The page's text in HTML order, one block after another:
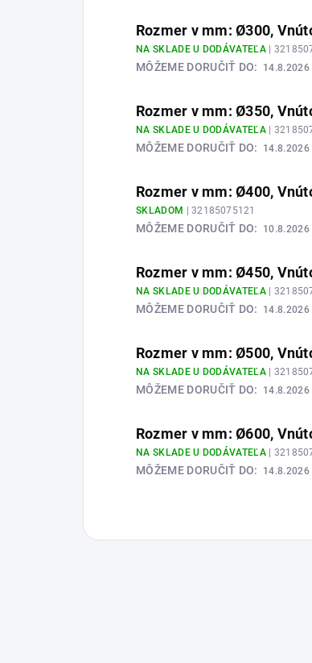
Rozmer v mm: Ø300,
NA SKLADE U DODÁVATEĽA |
MÔŽEME DORUČIŤ DO: 14.8.2026
Rozmer v mm: Ø350,
NA SKLADE U DODÁVATEĽA |
MÔŽEME DORUČIŤ DO: 14.8.2026
Rozmer v mm: Ø400,
SKLADOM | 32185075121
MÔŽEME DORUČIŤ DO: 10.8.2026
Rozmer v mm: Ø450,
NA SKLADE U DODÁVATEĽA |
MÔŽEME DORUČIŤ DO: 14.8.2026
Rozmer v mm: Ø500,
NA SKLADE U DODÁVATEĽA |
MÔŽEME DORUČIŤ DO: 14.8.2026
Rozmer v mm: Ø600,
NA SKLADE U DODÁVATEĽA |
MÔŽEME DORUČIŤ DO: 14.8.2026